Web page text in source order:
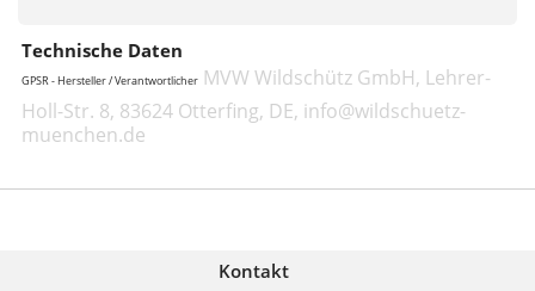
Technische Daten
GPSR - Hersteller / Verantwortlicher MVW Wildschütz GmbH, Lehrer-
Holl-Str. 8, 83624 Otterfing, DE, info@wildschuetz-
muenchen.de
Kontakt